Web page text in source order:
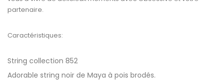
partenaire.
Caractéristiques:
String collection 852
Adorable string noir de Maya à pois brodés.